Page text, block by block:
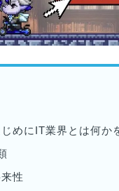
じめにIT業界とは何か
性